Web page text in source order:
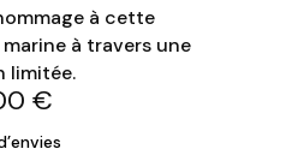
à cette
à travers une
limitée.
€Le